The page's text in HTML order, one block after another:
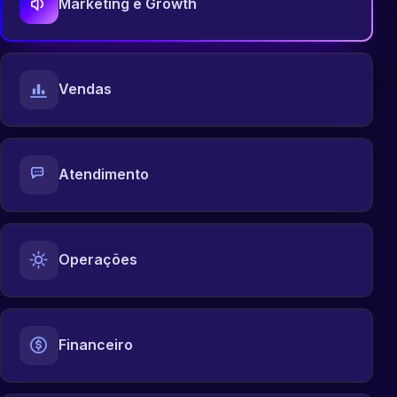
Marketing e Growth
Vendas
Atendimento
Operações
Financeiro